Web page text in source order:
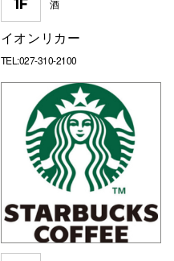
1F 酒
イオンリカー
TEL:027-310-2100
新百合丘
三宮オ